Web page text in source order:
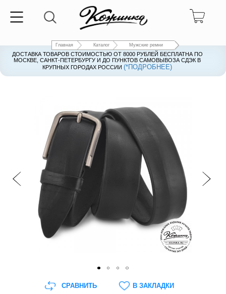
Главная Каталог Мужские ремни
ДОСТАВКА ТОВАРОВ СТОИМОСТЬЮ ОТ 8000 РУБЛЕЙ БЕСПЛАТНА ПО
МОСКВЕ, САНКТ-ПЕТЕРБУРГУ И ДО ПУНКТОВ САМОВЫВОЗА СДЭК В
КРУПНЫХ ГОРОДАХ РОССИИ(*ПОДРОБНЕЕ)
ДОСТАВКА ТОВАРОВ СТОИМОСТЬЮ ОТ 8000 РУБЛЕЙ БЕСПЛАТНА ПО
МОСКВЕ, САНКТ-ПЕТЕРБУРГУ И ДО ПУНКТОВ САМОВЫВОЗА СДЭК В
КРУПНЫХ ГОРОДАХ РОССИИ(*ПОДРОБНЕЕ)
СРАВНИТЬ В ЗАКЛАДКИ